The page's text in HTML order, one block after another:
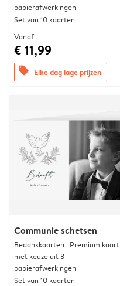
papierafwerkingen
Set van 10 kaarten
Vanaf
€ 11,99
offers Elke dag lage prijzen
Communie schetsen
Bedankkaarten | Premium kaart
met keuze uit 3
papierafwerkingen
Set van 10 kaarten